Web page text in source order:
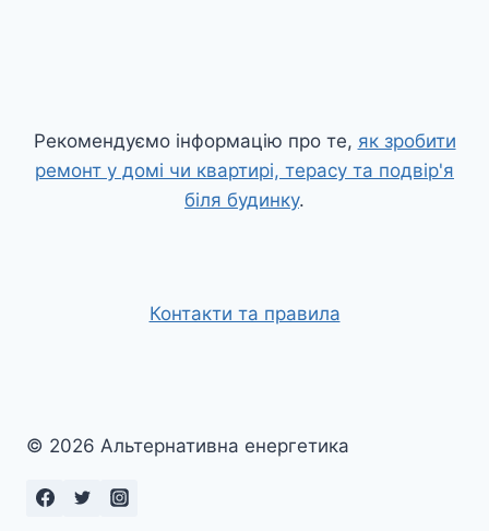
Рекомендуємо інформацію про те, як зробити
ремонт у домі чи квартирі, терасу та подвір'я
біля будинку.
Контакти та правила
© 2026 Альтернативна енергетика